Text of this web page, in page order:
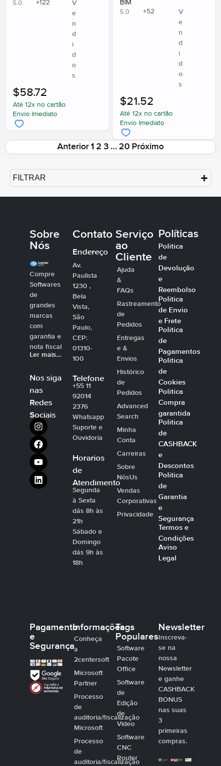
5.0 +122
V
e
n
d
i
d
o
s
Até 12x no cartão
Envio Imediato
$58.72
BIM
5.0 +52
V
e
n
d
i
d
o
s
Até 12x no cartão
Envio Imediato
$21.52
Anterior 1 2 3 … 20 Próximo
FILTRAR
Sobre
Nós
Compre
Softwares
de
grandes
marcas
com
garantia e
nota fiscal
Ler mais…
Nos siga
nas
Redes
Sociais
Contato
Endereço
Av.
Paulista
1230 ,
Bela
Vista,
São
Paulo,
CEP:
01310-
100
Telefone
+55 11
92014
2376
Whatsapp
Suporte e
Ouvidoria
Horarios
de
Atendimento
Segunda
à Sexta
dás 8h às
21h
Sábado e
Domingo
dás 9h às
18h
Serviço
ao
Cliente
Ajuda
&
FAQs
Rastreamento
de
Pedidos
Entregas
e &
Envios
Histórico
de
Pedidos
Advanced
Search
Minha
Conta
Carreiras
Sobre
NósUs
Vendas
Corporativas
Privacidade
Políticas
Politica
de
Devolução
e
Reembolso
Politica
de Envio
e Frete
Politica
de
Pagamentos
Politica
de
Cookies
Politica
Compra
garantida
Politica
de
CASHBACK
e
Descontos
Politica
de
Garantia
e
Segurança
Termos e
Condições
Aviso
Legal
Pagamento
e
Segurança
Informações
Conheça
a
2centersoft
Microsoft
Partner
Processo
de
auditoria/fiscalização
Microsoft
Processo
de
auditoria/fiscalização
Tags
Populares
Software
Pacote
Office
Software
de
Edição
de
Video
Software
CNC
Router
Newsletter
Inscreva-
se na
nossa
Newsletter
e ganhe
CASHBACK
BONUS
nas suas
3
primeiras
compras.